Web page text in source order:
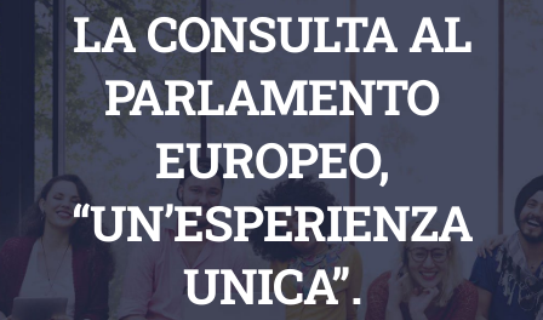
LA CONSULTA AL
PARLAMENTO
EUROPEO,
“UN’ESPERIENZA
UNICA”.